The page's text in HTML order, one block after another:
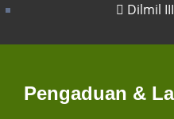
Dilmil
Pengaduan &